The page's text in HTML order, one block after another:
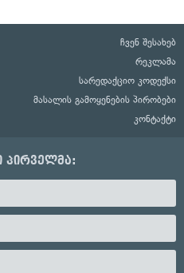
ჩვენ შესახებ
რეკლამა
სარედაქციო კოდექსი
მასალის გამოყენების პირობები
კონტაქტი
პირველმა: